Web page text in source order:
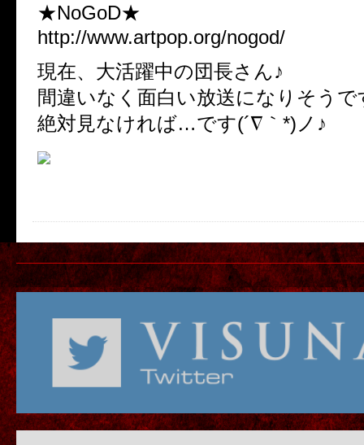
★NoGoD★
http://www.artpop.org/nogod/
現在、大活躍中の団長さん♪
間違いなく面白い放送になりそうで
絶対見なければ…です(´∇｀*)ノ♪